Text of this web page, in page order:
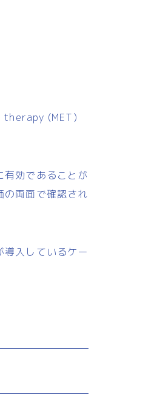
(MET)
効であることが
の両面で確認され
入しているケー